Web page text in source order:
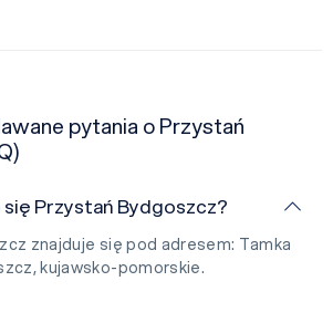
pytania o Przystań
Przystań Bydgoszcz?
znajduje się pod adresem: Tamka
kujawsko-pomorskie.